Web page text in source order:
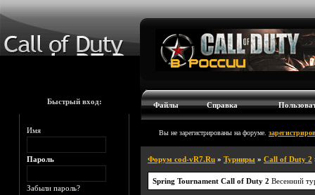
Быстрый вход:
Имя
Пароль
Забыли пароль?
Файлы Справка
Вы не зарегистрированы на форуме.
Форум cod-vR7.Ru » Турниры » Call of Duty 2
Spring Tournament Call of Duty 2 Весенний